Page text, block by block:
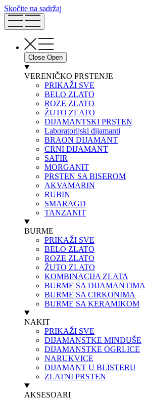
Skočite na sadržaj
Close Open
VERENIČKO PRSTENJE
PRIKAŽI SVE
BELO ZLATO
ROZE ZLATO
ŽUTO ZLATO
DIJAMANTSKI PRSTEN
Laboratorijski dijamanti
BRAON DIJAMANT
CRNI DIJAMANT
SAFIR
MORGANIT
PRSTEN SA BISEROM
AKVAMARIN
RUBIN
SMARAGD
TANZANIT
BURME
PRIKAŽI SVE
BELO ZLATO
ROZE ZLATO
ŽUTO ZLATO
KOMBINACIJA ZLATA
BURME SA DIJAMANTIMA
BURME SA CIRKONIMA
BURME SA KERAMIKOM
NAKIT
PRIKAŽI SVE
DIJAMANSTKE MINĐUŠE
DIJAMANSTKE OGRLICE
NARUKVICE
DIJAMANT U BLISTERU
ZLATNI PRSTEN
AKSESOARI